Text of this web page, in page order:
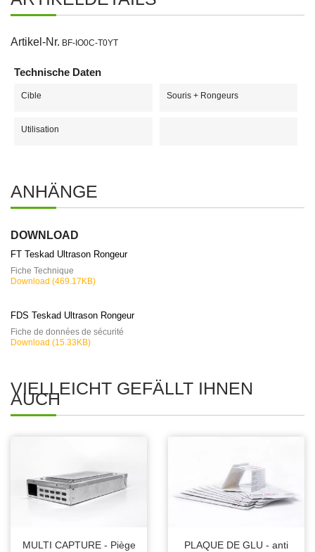
Artikel-Nr. BF-IO0C-T0YT
Technische Daten
Cible Souris + Rongeurs
Utilisation
ANHÄNGE
DOWNLOAD
FT Teskad Ultrason Rongeur
Fiche Technique
Download (469.17KB)
FDS Teskad Ultrason Rongeur
Fiche de données de sécurité
Download (15.33KB)
VIELLEICHT GEFÄLLT IHNEN
AUCH
MULTI CAPTURE - Piège
PLAQUE DE GLU - anti